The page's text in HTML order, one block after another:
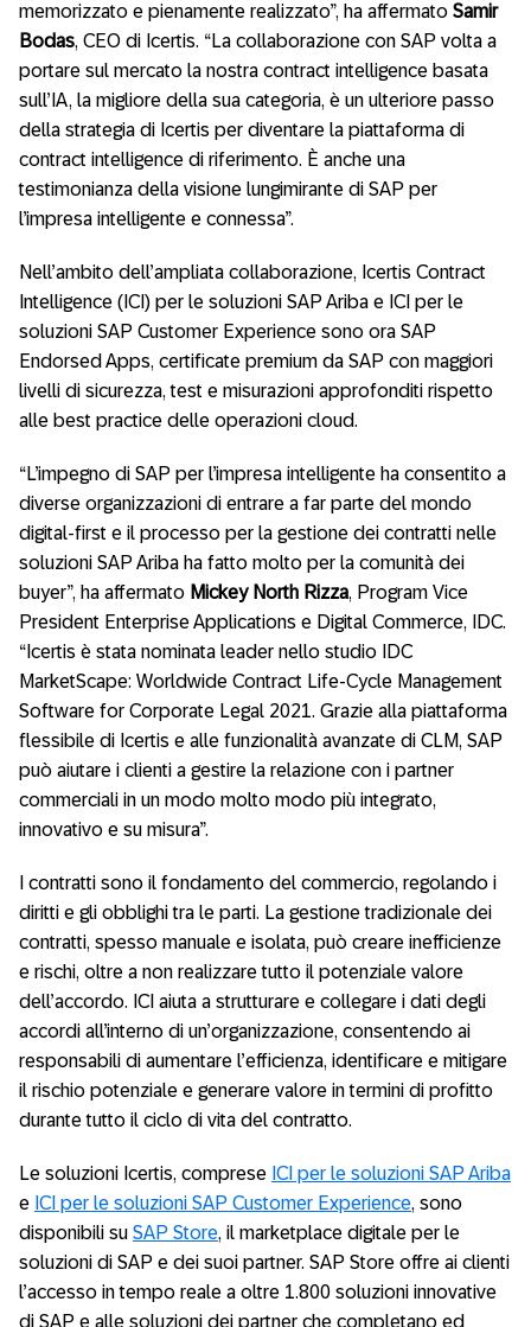
memorizzato e pienamente realizzato”, ha affermato Samir
Bodas, CEO di Icertis. “La collaborazione con SAP volta a
portare sul mercato la nostra contract intelligence basata
sull’IA, la migliore della sua categoria, è un ulteriore passo
della strategia di Icertis per diventare la piattaforma di
contract intelligence di riferimento. È anche una
testimonianza della visione lungimirante di SAP per
l’impresa intelligente e connessa”.
Nell’ambito dell’ampliata collaborazione, Icertis Contract
Intelligence (ICI) per le soluzioni SAP Ariba e ICI per le
soluzioni SAP Customer Experience sono ora SAP
Endorsed Apps, certificate premium da SAP con maggiori
livelli di sicurezza, test e misurazioni approfonditi rispetto
alle best practice delle operazioni cloud.
“L’impegno di SAP per l’impresa intelligente ha consentito a
diverse organizzazioni di entrare a far parte del mondo
digital-first e il processo per la gestione dei contratti nelle
soluzioni SAP Ariba ha fatto molto per la comunità dei
buyer”, ha affermato Mickey North Rizza, Program Vice
President Enterprise Applications e Digital Commerce, IDC.
“Icertis è stata nominata leader nello studio IDC
MarketScape: Worldwide Contract Life-Cycle Management
Software for Corporate Legal 2021. Grazie alla piattaforma
flessibile di Icertis e alle funzionalità avanzate di CLM, SAP
può aiutare i clienti a gestire la relazione con i partner
commerciali in un modo molto modo più integrato,
innovativo e su misura”.
I contratti sono il fondamento del commercio, regolando i
diritti e gli obblighi tra le parti. La gestione tradizionale dei
contratti, spesso manuale e isolata, può creare inefficienze
e rischi, oltre a non realizzare tutto il potenziale valore
dell’accordo. ICI aiuta a strutturare e collegare i dati degli
accordi all’interno di un’organizzazione, consentendo ai
responsabili di aumentare l’efficienza, identificare e mitigare
il rischio potenziale e generare valore in termini di profitto
durante tutto il ciclo di vita del contratto.
Le soluzioni Icertis, comprese ICI per le soluzioni SAP Ariba
e ICI per le soluzioni SAP Customer Experience, sono
disponibili su SAP Store, il marketplace digitale per le
soluzioni di SAP e dei suoi partner. SAP Store offre ai clienti
l’accesso in tempo reale a oltre 1.800 soluzioni innovative
di SAP e alle soluzioni dei partner che completano ed